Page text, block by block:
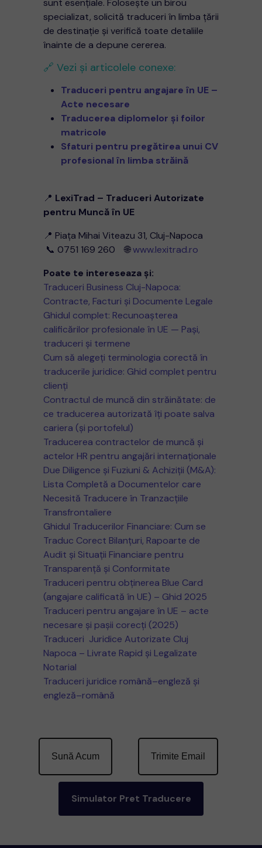
sunt esențiale. Folosește un birou
specializat, solicită traduceri în limba țării
de destinație și verifică toate detaliile
înainte de a depune cererea.
🔗 Vezi și articolele conexe:
Traduceri pentru angajare în UE –
Acte necesare
Traducerea diplomelor și foilor
matricole
Sfaturi pentru pregătirea unui CV
profesional în limba străină
📍 LexiTrad – Traduceri Autorizate
pentru Muncă în UE
📍 Piața Mihai Viteazu 31, Cluj-Napoca
📞 0751 169 260 🌐www.lexitrad.ro
Poate te intereseaza și:
Traduceri Business Cluj-Napoca:
Contracte, Facturi și Documente Legale
Ghidul complet: Recunoașterea
calificărilor profesionale în UE — Pași,
traduceri și termene
Cum să alegeți terminologia corectă în
traducerile juridice: Ghid complet pentru
clienți
Contractul de muncă din străinătate: de
ce traducerea autorizată îți poate salva
cariera (și portofelul)
Traducerea contractelor de muncă și
actelor HR pentru angajări internaționale
Due Diligence și Fuziuni & Achiziții (M&A):
Lista Completă a Documentelor care
Necesită Traducere în Tranzacțiile
Transfrontaliere
Ghidul Traducerilor Financiare: Cum se
Traduc Corect Bilanțuri, Rapoarte de
Audit și Situații Financiare pentru
Transparență și Conformitate
Traduceri pentru obținerea Blue Card
(angajare calificată în UE) – Ghid 2025
Traduceri pentru angajare în UE – acte
necesare și pașii corecți (2025)
Traduceri Juridice Autorizate Cluj
Napoca – Livrate Rapid și Legalizate
Notarial
Traduceri juridice română–engleză și
engleză–română
Simulator Pret Traducere
Trimite Email
Sună Acum